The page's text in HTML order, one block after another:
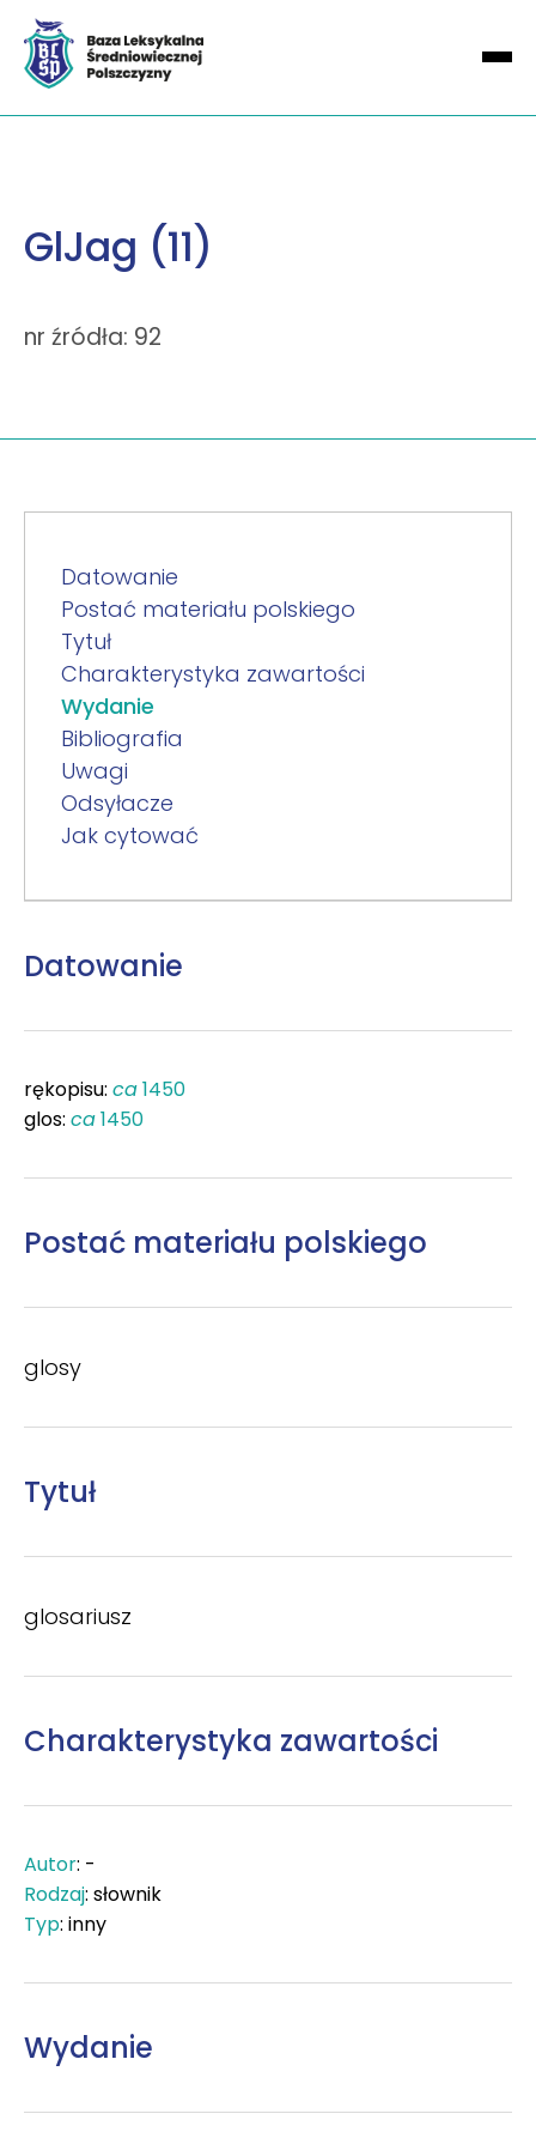
GlJag (11)
nr źródła: 92
Datowanie
Postać materiału polskiego
Tytuł
Charakterystyka zawartości
Wydanie
Bibliografia
Uwagi
Odsyłacze
Jak cytować
Datowanie
rękopisu: ca1450
glos: ca1450
Postać materiału polskiego
glosy
Tytuł
glosariusz
Charakterystyka zawartości
Autor: -
Rodzaj: słownik
Typ: inny
Wydanie